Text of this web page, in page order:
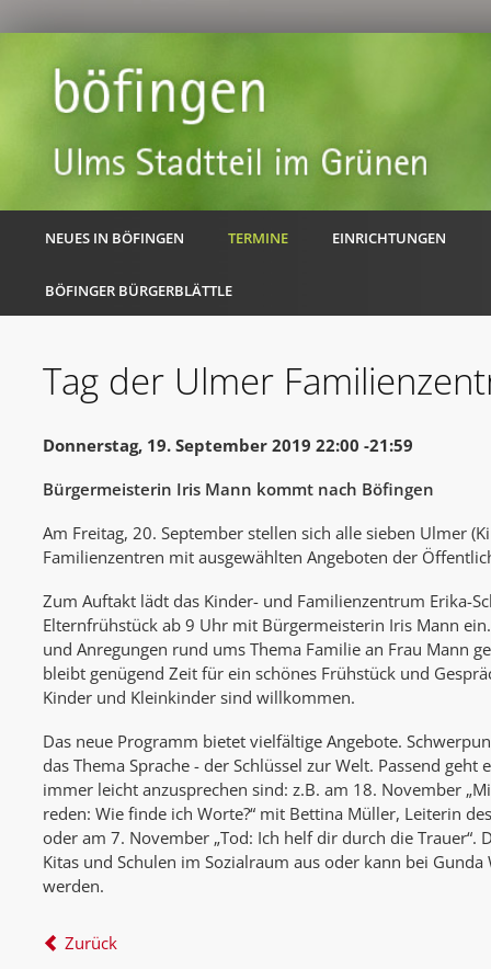
NEUES IN BÖFINGEN TERMINE EINRICHTUNGEN
BÖFINGER BÜRGERBLÄTTLE
Tag der Ulmer
Donnerstag, 19. September 2019 22:00 -21:59
Bürgermeisterin Iris Mann kommt nach Böfingen
Am Freitag, 20. September stellen sich alle sieben Ulmer
Familienzentren mit ausgewählten Angeboten der
Zum Auftakt lädt das Kinder- und Familienzentrum Erika-
Elternfrühstück ab 9 Uhr mit Bürgermeisterin Iris Mann
und Anregungen rund ums Thema Familie an Frau Mann
bleibt genügend Zeit für ein schönes Frühstück und
Kinder und Kleinkinder sind willkommen.
Das neue Programm bietet vielfältige Angebote.
das Thema Sprache - der Schlüssel zur Welt. Passend geht
immer leicht anzusprechen sind: z.B. am 18. November
reden: Wie finde ich Worte?“ mit Bettina Müller, Leiterin
oder am 7. November „Tod: Ich helf dir durch die Trauer“.
Kitas und Schulen im Sozialraum aus oder kann bei
werden.
Zurück